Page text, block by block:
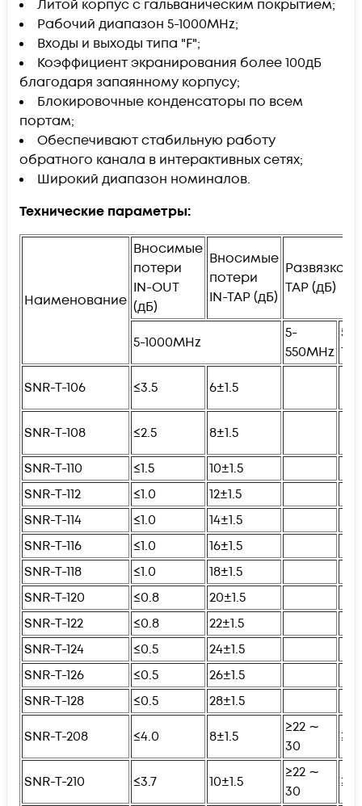
Литой корпус с гальваническим покрытием;
Рабочий диапазон 5-1000MHz;
Входы и выходы типа "F";
Коэффициент экранирования более 100дБ
благодаря запаянному корпусу;
Блокировочные конденсаторы по всем
портам;
Обеспечивают стабильную работу
обратного канала в интерактивных сетях;
Широкий диапазон номиналов.
Технические параметры:
Наименование
Вносимые
потери
IN-OUT
(дБ)
Вносимые
потери
IN-TAP (дБ)
Развязка
TAP (дБ)
5-1000MHz
5-
550MHz
SNR-T-106
≤3.5 6±1.5
SNR-T-108 ≤2.5
8±1.5
SNR-T-110
≤1.5
10±1.5
SNR-T-112
≤1.0
12±1.5
SNR-T-114
≤1.0
14±1.5
SNR-T-116
≤1.0
16±1.5
SNR-T-118
≤1.0
18±1.5
SNR-T-120
≤0.8
20±1.5
SNR-T-122
≤0.8
22±1.5
SNR-T-124
≤0.5
24±1.5
SNR-T-126
≤0.5
26±1.5
SNR-T-128
≤0.5
28±1.5
SNR-T-208
≤4.0 8±1.5
≥22 ∼
30
SNR-T-210 ≤3.7 10±1.5
≥22 ∼
30